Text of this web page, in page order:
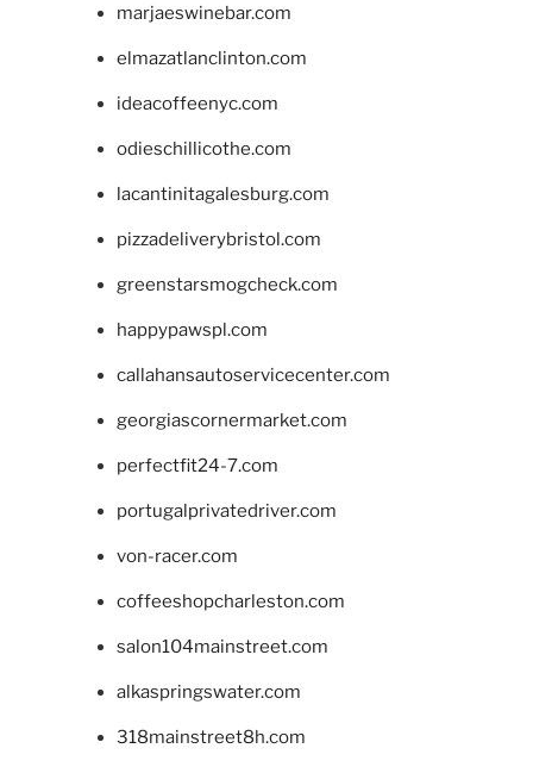
marjaeswinebar.com
elmazatlanclinton.com
ideacoffeenyc.com
odieschillicothe.com
lacantinitagalesburg.com
pizzadeliverybristol.com
greenstarsmogcheck.com
happypawspl.com
callahansautoservicecenter.com
georgiascornermarket.com
perfectfit24-7.com
portugalprivatedriver.com
von-racer.com
coffeeshopcharleston.com
salon104mainstreet.com
alkaspringswater.com
318mainstreet8h.com